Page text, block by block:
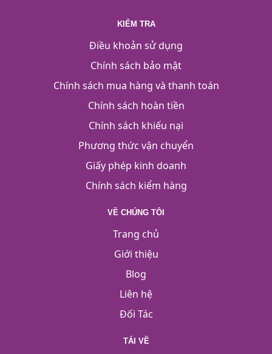
KIỂM TRA
Điều khoản sử dụng
Chính sách bảo mật
Chính sách mua hàng và thanh toán
Chính sách hoàn tiền
Chính sách khiếu nại
Phương thức vận chuyển
Giấy phép kinh doanh
Chính sách kiểm hàng
VỀ CHÚNG TÔI
Trang chủ
Giới thiệu
Blog
Liên hệ
Đối Tác
TẢI VỀ